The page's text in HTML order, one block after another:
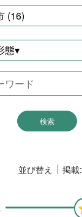
ら探す
(16)
態▾
並び替え 掲載: